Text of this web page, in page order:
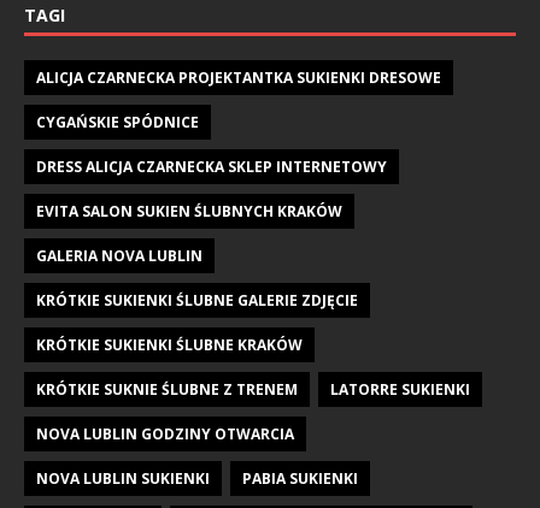
TAGI
ALICJA CZARNECKA PROJEKTANTKA SUKIENKI DRESOWE
CYGAŃSKIE SPÓDNICE
DRESS ALICJA CZARNECKA SKLEP INTERNETOWY
EVITA SALON SUKIEN ŚLUBNYCH KRAKÓW
GALERIA NOVA LUBLIN
KRÓTKIE SUKIENKI ŚLUBNE GALERIE ZDJĘCIE
KRÓTKIE SUKIENKI ŚLUBNE KRAKÓW
KRÓTKIE SUKNIE ŚLUBNE Z TRENEM LATORRE SUKIENKI
NOVA LUBLIN GODZINY OTWARCIA
NOVA LUBLIN SUKIENKI PABIA SUKIENKI